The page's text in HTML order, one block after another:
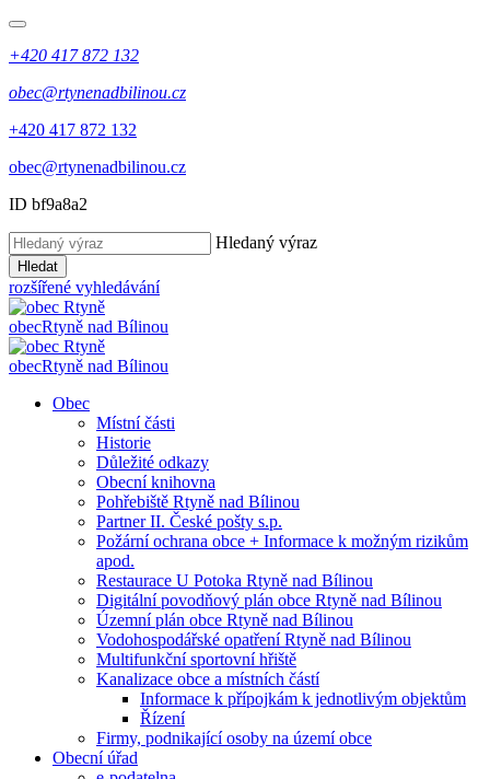
+420 417 872 132
obec@rtynenadbilinou.cz
+420 417 872 132
obec@rtynenadbilinou.cz
ID bf9a8a2
Hledaný výraz
Hledat
rozšířené vyhledávání
obecRtyně nad Bílinou
obecRtyně nad Bílinou
Obec
Místní části
Historie
Důležité odkazy
Obecní knihovna
Pohřebiště Rtyně nad Bílinou
Partner II. České pošty s.p.
Požární ochrana obce + Informace k možným rizikům
apod.
Restaurace U Potoka Rtyně nad Bílinou
Digitální povodňový plán obce Rtyně nad Bílinou
Územní plán obce Rtyně nad Bílinou
Vodohospodářské opatření Rtyně nad Bílinou
Multifunkční sportovní hřiště
Kanalizace obce a místních částí
Informace k přípojkám k jednotlivým objektům
Řízení
Firmy, podnikající osoby na území obce
Obecní úřad